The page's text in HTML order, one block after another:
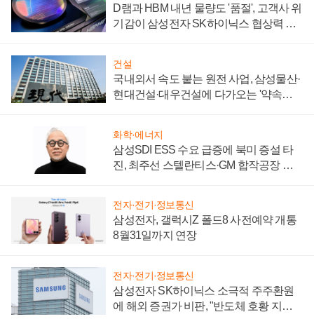
D램과 HBM 내년 물량도 '품절', 고객사 위
기감이 삼성전자 SK하이닉스 협상력 더
건설
국내외서 속도 붙는 원전 사업, 삼성물산·
현대건설·대우건설에 다가오는 '약속의
화학·에너지
삼성SDI ESS 수요 급증에 북미 증설 타
진, 최주선 스텔란티스·GM 합작공장 건
전자·전기·정보통신
삼성전자, 갤럭시Z 폴드8 사전예약 개통
8월31일까지 연장
전자·전기·정보통신
삼성전자 SK하이닉스 소극적 주주환원
에 해외 증권가 비판, "반도체 호황 지속